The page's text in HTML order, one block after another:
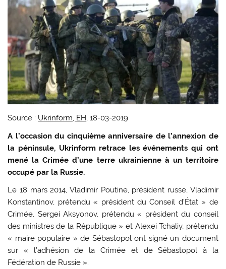
Source : Ukrinform, EH, 18-03-2019
A l’occasion du cinquième anniversaire de l’annexion de
la péninsule, Ukrinform retrace les événements qui ont
mené la Crimée d’une terre ukrainienne à un territoire
occupé par la Russie.
Le 18 mars 2014, Vladimir Poutine, président russe, Vladimir
Konstantinov, prétendu « président du Conseil d’État » de
Crimée, Sergei Aksyonov, prétendu « président du conseil
des ministres de la République » et Alexei Tchaliy, prétendu
« maire populaire » de Sébastopol ont signé un document
sur « l’adhésion de la Crimée et de Sébastopol à la
Fédération de Russie ».